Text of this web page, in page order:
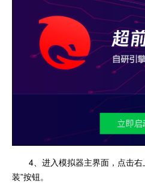
4、进入模拟器主界面，点击右
装”按钮。